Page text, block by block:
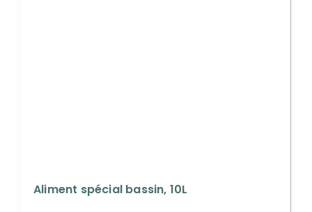
Aliment spécial bassin, 10L